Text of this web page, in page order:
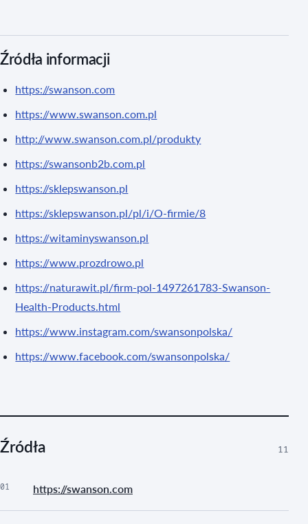
Źródła informacji
https://swanson.com
https://www.swanson.com.pl
http://www.swanson.com.pl/produkty
https://swansonb2b.com.pl
https://sklepswanson.pl
https://sklepswanson.pl/pl/i/O-firmie/8
https://witaminyswanson.pl
https://www.prozdrowo.pl
https://naturawit.pl/firm-pol-1497261783-Swanson-
Health-Products.html
https://www.instagram.com/swansonpolska/
https://www.facebook.com/swansonpolska/
Źródła 11
01 https://swanson.com